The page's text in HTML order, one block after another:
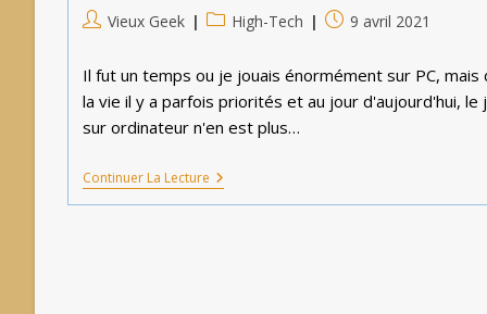
Auteur/autrice
la
publication :
Vieux Geek
PostHigh-Tech
Publication
9 avril 2021
Il fut un temps ou je jouais énormément sur PC, mais
la vie il y a parfois priorités et au jour d'aujourd'hui, le
sur ordinateur n'en est plus…
Continuer La LectureDisques
Dur
SSD